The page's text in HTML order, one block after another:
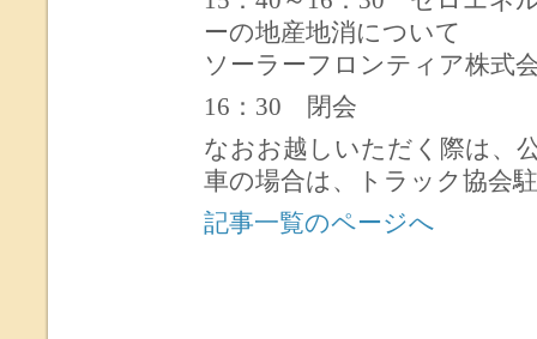
ーの地産地消について
ソーラーフロンティア株式
16：30 閉会
なおお越しいただく際は、
車の場合は、トラック協会
記事一覧のページへ